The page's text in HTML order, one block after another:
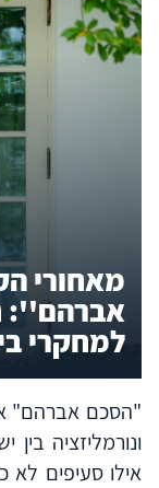
מאחורי
אברהם'':
למחקרי
"הסכם אברהם"
ונורמליזציה
אילו סעיפים לא